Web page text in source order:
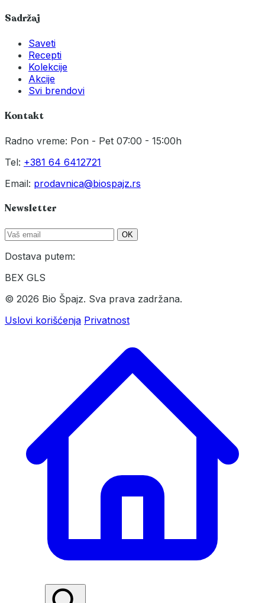
Sadržaj
Saveti
Recepti
Kolekcije
Akcije
Svi brendovi
Kontakt
Radno vreme: Pon - Pet 07:00 - 15:00h
Tel: +381 64 6412721
Email: prodavnica@biospajz.rs
Newsletter
OK
Dostava putem:
BEX GLS
© 2026 Bio Špajz. Sva prava zadržana.
Uslovi korišćenja Privatnost